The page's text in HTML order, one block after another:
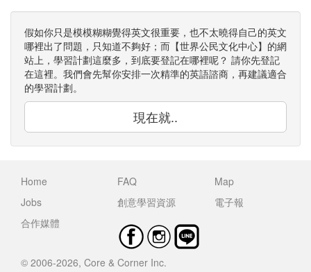
假如你只是模模糊糊覺得英文很重要，也不太曉得自己的英文
哪裡出了問題，只知道不夠好；而【世界公民文化中心】的網
站上，學習計劃這麼多，到底要登記在哪裡呢？ 請你先登記
在這裡。我們會先幫你安排一次精準的英語諮商，再建議適合
的學習計劃。
現在就..
Home FAQ
Map
Jobs
創意學習資源
電子報
合作媒體
© 2006-2026, Core & Corner Inc.